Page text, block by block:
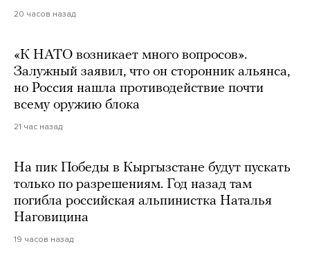
20 часов назад
«К НАТО возникает много вопросов».
Залужный заявил, что он сторонник альянса,
но Россия нашла противодействие почти
всему оружию блока
21 час назад
На пик Победы в Кыргызстане будут пускать
только по разрешениям. Год назад там
погибла российская альпинистка Наталья
Наговицина
19 часов назад